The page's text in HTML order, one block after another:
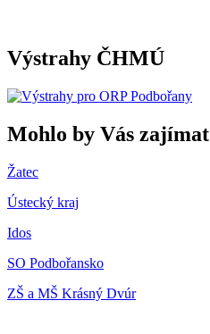
Výstrahy ČHMÚ
Mohlo by Vás zajímat
Žatec
Ústecký kraj
Idos
SO Podbořansko
ZŠ a MŠ Krásný Dvúr